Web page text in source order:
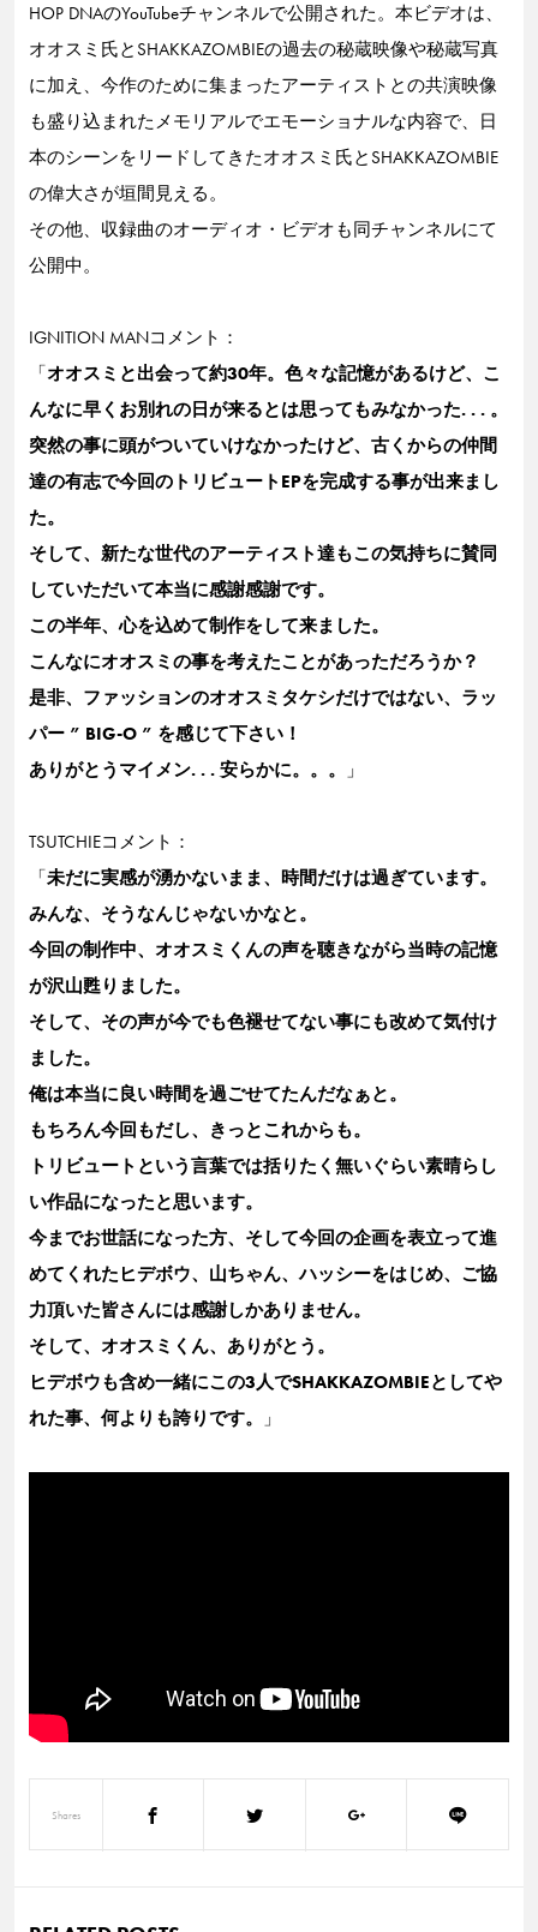
HOP DNAのYouTubeチャンネルで公開された。本ビデオは、
オオスミ氏とSHAKKAZOMBIEの過去の秘蔵映像や秘蔵写真
に加え、今作のために集まったアーティストとの共演映像
も盛り込まれたメモリアルでエモーショナルな内容で、日
本のシーンをリードしてきたオオスミ氏とSHAKKAZOMBIE
の偉大さが垣間見える。
その他、収録曲のオーディオ・ビデオも同チャンネルにて
公開中。
IGNITION MANコメント：
「オオスミと出会って約30年。色々な記憶があるけど、こ
んなに早くお別れの日が来るとは思ってもみなかった. . . 。
突然の事に頭がついていけなかったけど、古くからの仲間
達の有志で今回のトリビュートEPを完成する事が出来まし
た。
そして、新たな世代のアーティスト達もこの気持ちに賛同
していただいて本当に感謝感謝です。
この半年、心を込めて制作をして来ました。
こんなにオオスミの事を考えたことがあっただろうか？
是非、ファッションのオオスミタケシだけではない、ラッ
パー ” BIG-O ” を感じて下さい！
ありがとうマイメン. . . 安らかに。。。 」
TSUTCHIEコメント：
「未だに実感が湧かないまま、時間だけは過ぎています。
みんな、そうなんじゃないかなと。
今回の制作中、オオスミくんの声を聴きながら当時の記憶
が沢山甦りました。
そして、その声が今でも色褪せてない事にも改めて気付け
ました。
俺は本当に良い時間を過ごせてたんだなぁと。
もちろん今回もだし、きっとこれからも。
トリビュートという言葉では括りたく無いぐらい素晴らし
い作品になったと思います。
今までお世話になった方、そして今回の企画を表立って進
めてくれたヒデボウ、山ちゃん、ハッシーをはじめ、ご協
力頂いた皆さんには感謝しかありません。
そして、オオスミくん、ありがとう。
ヒデボウも含め一緒にこの3人でSHAKKAZOMBIEとしてや
れた事、何よりも誇りです。 」
Shares